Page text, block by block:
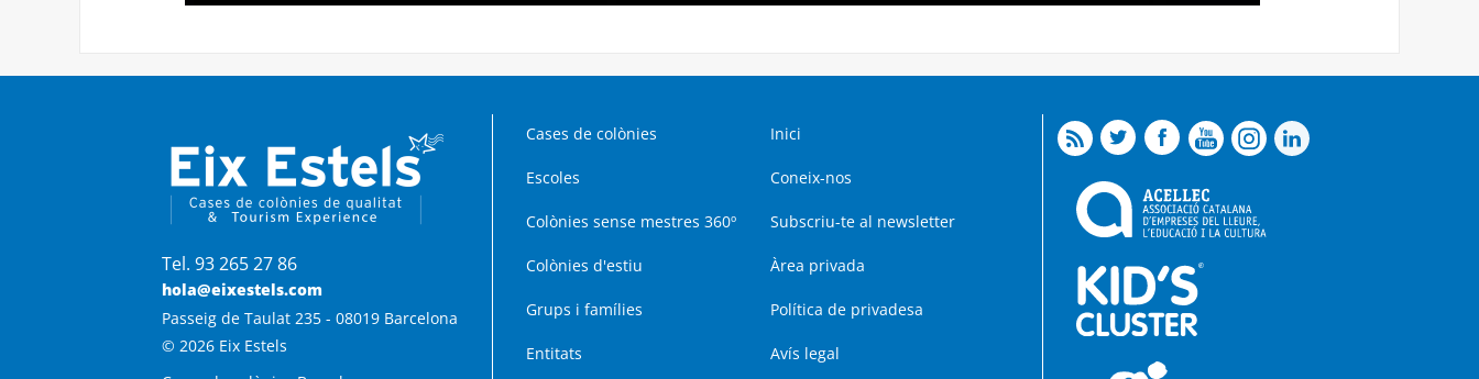
Tel. 93 265 27 86
hola@eixestels.com
Passeig de Taulat 235 - 08019 Barcelona
© 2026 Eix Estels
Cases de colònies Inici
Escoles Coneix-nos
Colònies sense mestres 360º Subscriu-te al newsletter
Colònies d'estiu Àrea privada
Grups i famílies Política de privadesa
Entitats Avís legal